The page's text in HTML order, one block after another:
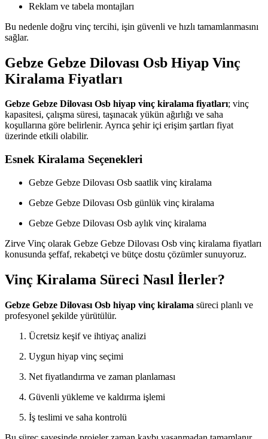
Reklam ve tabela montajları
Bu nedenle doğru vinç tercihi, işin güvenli ve hızlı tamamlanmasını
sağlar.
Gebze Gebze Dilovası Osb Hiyap Vinç
Kiralama Fiyatları
Gebze Gebze Dilovası Osb hiyap vinç kiralama fiyatları; vinç
kapasitesi, çalışma süresi, taşınacak yükün ağırlığı ve saha
koşullarına göre belirlenir. Ayrıca şehir içi erişim şartları fiyat
üzerinde etkili olabilir.
Esnek Kiralama Seçenekleri
Gebze Gebze Dilovası Osb saatlik vinç kiralama
Gebze Gebze Dilovası Osb günlük vinç kiralama
Gebze Gebze Dilovası Osb aylık vinç kiralama
Zirve Vinç olarak Gebze Gebze Dilovası Osb vinç kiralama fiyatları
konusunda şeffaf, rekabetçi ve bütçe dostu çözümler sunuyoruz.
Vinç Kiralama Süreci Nasıl İlerler?
Gebze Gebze Dilovası Osb hiyap vinç kiralama süreci planlı ve
profesyonel şekilde yürütülür.
Ücretsiz keşif ve ihtiyaç analizi
Uygun hiyap vinç seçimi
Net fiyatlandırma ve zaman planlaması
Güvenli yükleme ve kaldırma işlemi
İş teslimi ve saha kontrolü